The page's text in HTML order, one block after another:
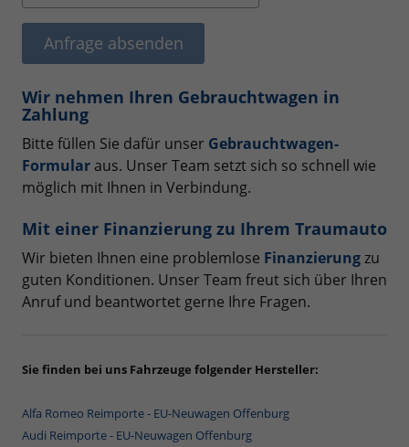
Anfrage absenden
Wir nehmen Ihren Gebrauchtwagen in
Zahlung
Bitte füllen Sie dafür unser Gebrauchtwagen-
Formular aus. Unser Team setzt sich so schnell wie
möglich mit Ihnen in Verbindung.
Mit einer Finanzierung zu Ihrem Traumauto
Wir bieten Ihnen eine problemlose Finanzierungzu
guten Konditionen. Unser Team freut sich über Ihren
Anruf und beantwortet gerne Ihre Fragen.
Sie finden bei uns Fahrzeuge folgender Hersteller:
Alfa Romeo Reimporte - EU-Neuwagen Offenburg
Audi Reimporte - EU-Neuwagen Offenburg